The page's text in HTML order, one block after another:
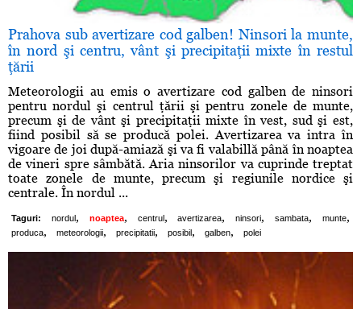
Prahova sub avertizare cod galben! Ninsori la munte,
în nord şi centru, vânt şi precipitaţii mixte în restul
ţării
Meteorologii au emis o avertizare cod galben de ninsori
pentru nordul şi centrul ţării şi pentru zonele de munte,
precum şi de vânt şi precipitaţii mixte în vest, sud şi est,
fiind posibil să se producă polei. Avertizarea va intra în
vigoare de joi după-amiază şi va fi valabillă până în noaptea
de vineri spre sâmbătă. Aria ninsorilor va cuprinde treptat
toate zonele de munte, precum şi regiunile nordice şi
centrale. În nordul ...
Taguri: nordul, noaptea, centrul, avertizarea, ninsori, sambata, munte,
produca, meteorologii, precipitatii, posibil , galben, polei